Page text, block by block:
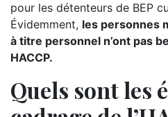
pour les détenteurs de BEP
Évidemment, les personnes
à titre personnel n’ont pas
HACCP.
Quels sont les